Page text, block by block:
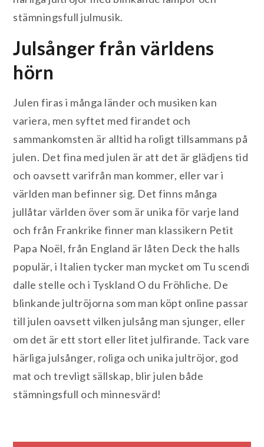
stämningsfull julmusik.
Julsånger från världens
hörn
Julen firas i många länder och musiken kan
variera, men syftet med firandet och
sammankomsten är alltid ha roligt tillsammans på
julen. Det fina med julen är att det är glädjens tid
och oavsett varifrån man kommer, eller var i
världen man befinner sig. Det finns många
jullåtar världen över som är unika för varje land
och från Frankrike finner man klassikern Petit
Papa Noël, från England är låten Deck the halls
populär, i Italien tycker man mycket om Tu scendi
dalle stelle och i Tyskland O du Fröhliche. De
blinkande jultröjorna som man köpt online passar
till julen oavsett vilken julsång man sjunger, eller
om det är ett stort eller litet julfirande. Tack vare
härliga julsånger, roliga och unika jultröjor, god
mat och trevligt sällskap, blir julen både
stämningsfull och minnesvärd!